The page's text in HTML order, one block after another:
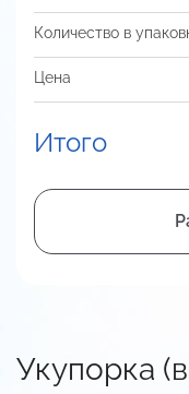
Количество в
Цена
Итого
Укупорка